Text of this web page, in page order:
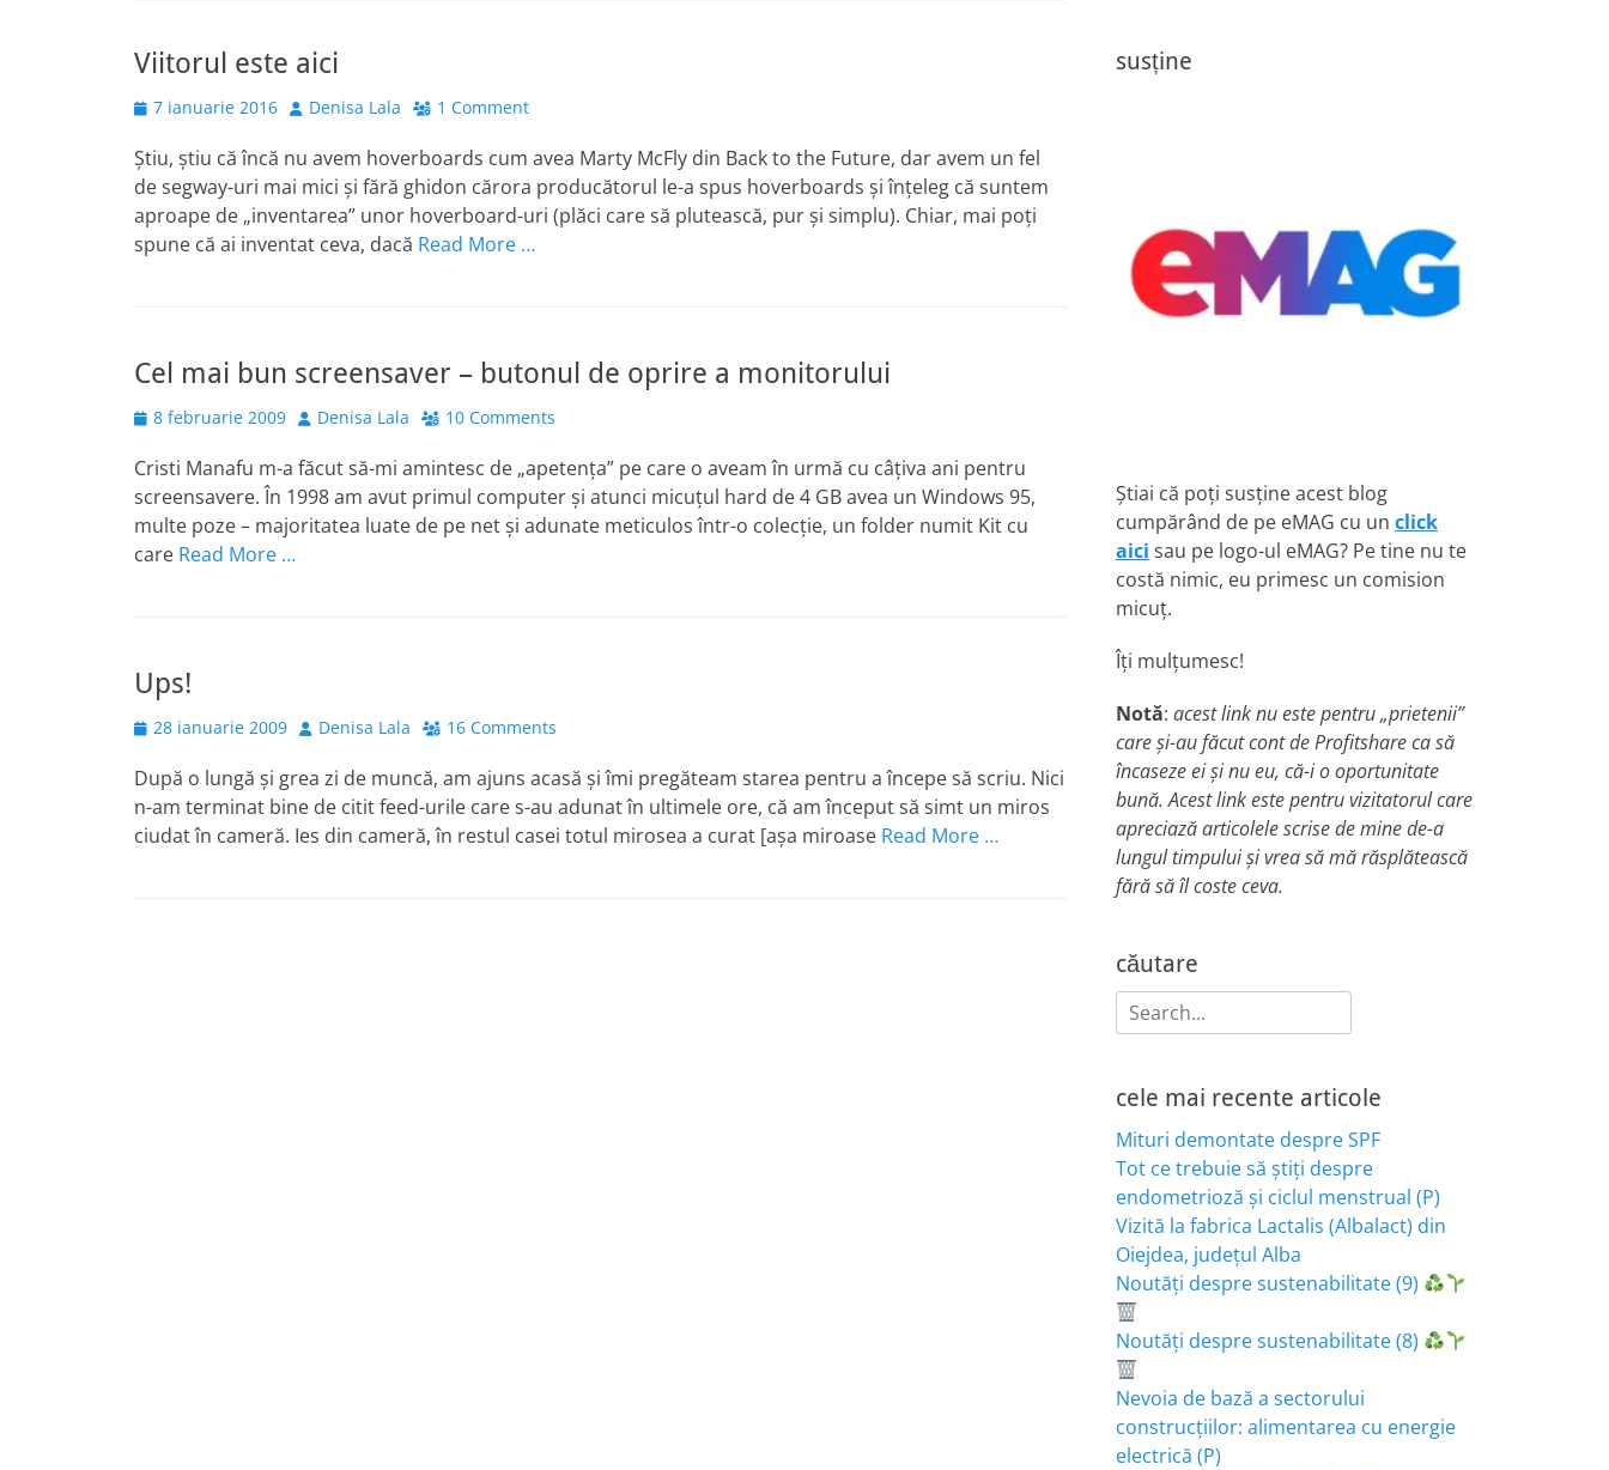
Viitorul este aici
Posted
7 ianuarie 2016 Author
Denisa Lala 1 Comment
Știu, știu că încă nu avem hoverboards cum avea Marty McFly din Back to the Future, dar avem un fel
de segway-uri mai mici și fără ghidon cărora producătorul le-a spus hoverboards și înțeleg că suntem
aproape de „inventarea” unor hoverboard-uri (plăci care să plutească, pur și simplu). Chiar, mai poți
spune că ai inventat ceva, dacă Read More …
Cel mai bun screensaver – butonul de oprire a monitorului
Posted
8 februarie 2009 Author
Denisa Lala 10 Comments
Cristi Manafu m-a făcut să-mi amintesc de „apetenţa” pe care o aveam în urmă cu câţiva ani pentru
screensavere. În 1998 am avut primul computer şi atunci micuţul hard de 4 GB avea un Windows 95,
multe poze – majoritatea luate de pe net şi adunate meticulos într-o colecţie, un folder numit Kit cu
care Read More …
Ups!
Posted
28 ianuarie 2009 Author
Denisa Lala 16 Comments
După o lungă şi grea zi de muncă, am ajuns acasă şi îmi pregăteam starea pentru a începe să scriu. Nici
n-am terminat bine de citit feed-urile care s-au adunat în ultimele ore, că am început să simt un miros
ciudat în cameră. Ies din cameră, în restul casei totul mirosea a curat [aşa miroase Read More …
susține
Știai că poți susține acest blog
cumpărând de pe eMAG cu un click
aici sau pe logo-ul eMAG? Pe tine nu te
costă nimic, eu primesc un comision
micuț.
Îți mulțumesc!
Notă: acest link nu este pentru „prietenii”
care și-au făcut cont de Profitshare ca să
încaseze ei și nu eu, că-i o oportunitate
bună. Acest link este pentru vizitatorul care
apreciază articolele scrise de mine de-a
lungul timpului și vrea să mă răsplătească
fără să îl coste ceva.
căutare
Search
for:
cele mai recente articole
Mituri demontate despre SPF
Tot ce trebuie să știți despre
endometrioză și ciclul menstrual (P)
Vizită la fabrica Lactalis (Albalact) din
Oiejdea, județul Alba
Noutăți despre sustenabilitate (9)
Noutăți despre sustenabilitate (8)
Nevoia de bază a sectorului
construcțiilor: alimentarea cu energie
electrică (P)